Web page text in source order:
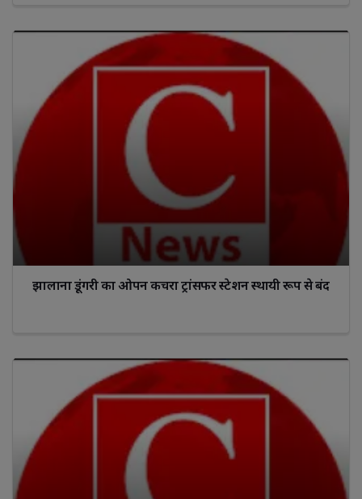
झालाना डूंगरी का ओपन कचरा ट्रांसफर स्टेशन स्थायी रूप से बंद